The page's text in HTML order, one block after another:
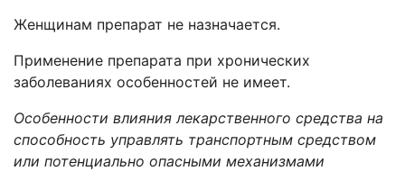
Женщинам препарат не назначается.
Применение препарата при хронических
заболеваниях особенностей не имеет.
Особенности влияния лекарственного средства на
способность управлять транспортным средством
или потенциально опасными механизмами